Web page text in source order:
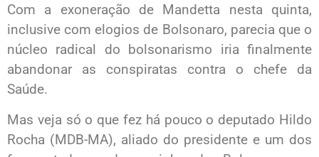
Com a exoneração de Mandetta nesta quinta,
inclusive com elogios de Bolsonaro, parecia que o
núcleo radical do bolsonarismo iria finalmente
abandonar as conspiratas contra o chefe da
Saúde.
Mas veja só o que fez há pouco o deputado Hildo
Rocha (MDB-MA), aliado do presidente e um dos